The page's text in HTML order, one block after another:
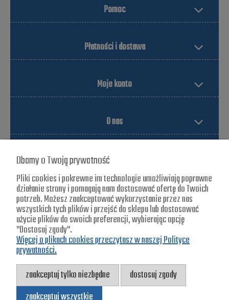
Pomoc
Płatności i dostawa
Moje konto
O nas
Blade-zone
ul. Jagiellońska 25
Tel. 502 731 471
Dbamy o Twoją prywatność
Pliki cookies i pokrewne im technologie umożliwiają poprawne
działanie strony i pomagają nam dostosować ofertę do Twoich
potrzeb. Możesz zaakceptować wykorzystanie przez nas
wszystkich tych plików i przejść do sklepu lub dostosować
użycie plików do swoich preferencji, wybierając opcję
"Dostosuj zgody".
Więcej o plikach cookies przeczytasz w naszej Polityce
prywatności.
zaakceptuj tylko niezbędne
dostosuj zgody